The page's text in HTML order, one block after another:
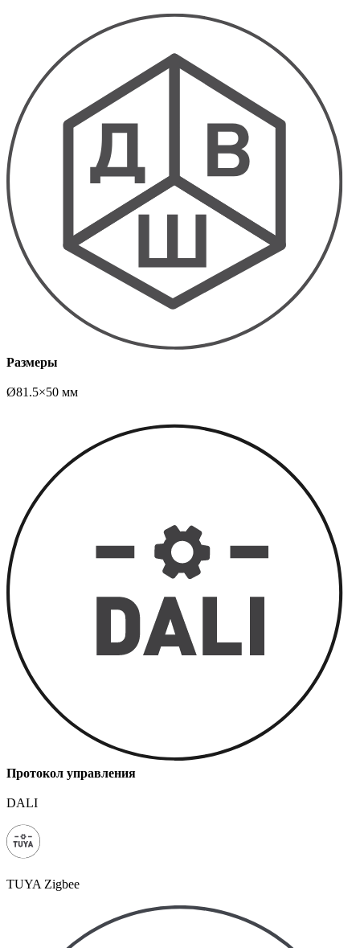
Размеры
Ø81.5×50 мм
Протокол управления
DALI
TUYA Zigbee